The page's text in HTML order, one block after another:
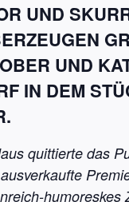
UND
UND
IN DEM
quittierte das
humoreskes